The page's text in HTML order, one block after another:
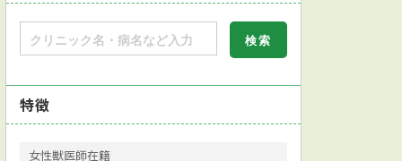
特徴
女性獣医師在籍